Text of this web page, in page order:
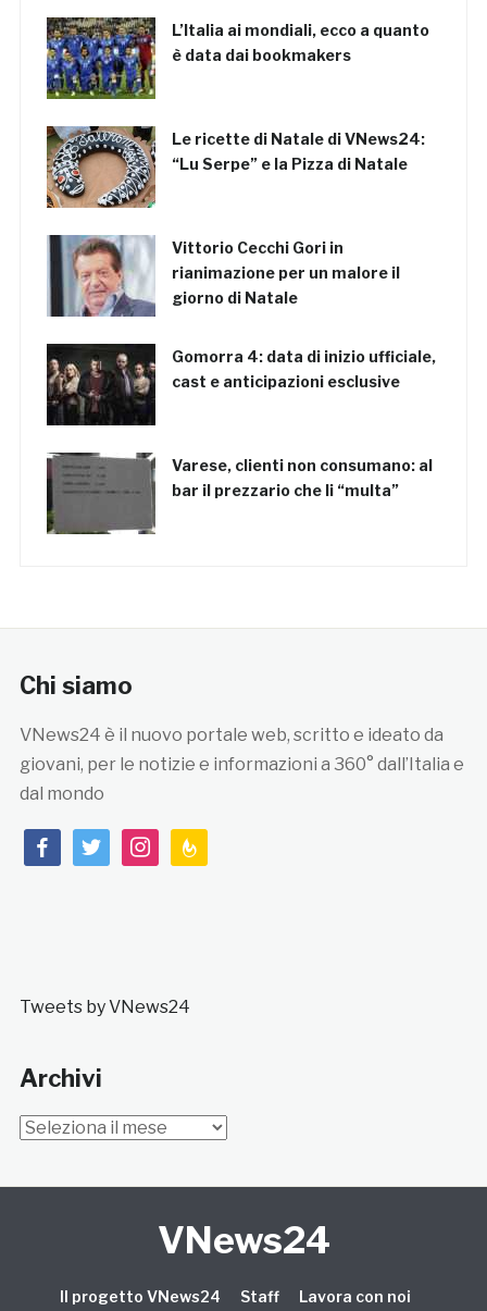
L’Italia ai mondiali, ecco a quanto
è data dai bookmakers
Le ricette di Natale di VNews24:
“Lu Serpe” e la Pizza di Natale
Vittorio Cecchi Gori in
rianimazione per un malore il
giorno di Natale
Gomorra 4: data di inizio ufficiale,
cast e anticipazioni esclusive
Varese, clienti non consumano: al
bar il prezzario che li “multa”
Chi siamo
VNews24 è il nuovo portale web, scritto e ideato da
giovani, per le notizie e informazioni a 360° dall’Italia e
dal mondo
facebooktwitterinstagramfeedburner
Tweets by VNews24
Archivi
Archivi
VNews24
Il progetto VNews24 Staff Lavora con noi